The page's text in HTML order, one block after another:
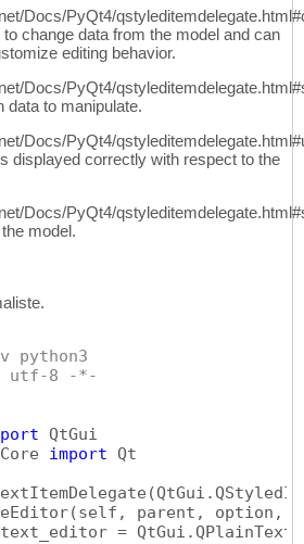
Docs/PyQt4/
change data from the model and can
editing behavior.
Docs/PyQt4/
data to manipulate.
Docs/PyQt4/
displayed correctly with respect to the
Docs/PyQt4/
model.
python3
utf-8 -*-
import Qt
(
(self, parent, option,
=